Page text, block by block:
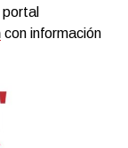
portal
con información